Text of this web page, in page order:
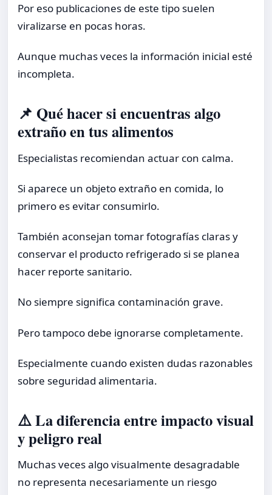
Por eso publicaciones de este tipo suelen
viralizarse en pocas horas.
Aunque muchas veces la información inicial esté
incompleta.
📌 Qué hacer si encuentras algo
extraño en tus alimentos
Especialistas recomiendan actuar con calma.
Si aparece un objeto extraño en comida, lo
primero es evitar consumirlo.
También aconsejan tomar fotografías claras y
conservar el producto refrigerado si se planea
hacer reporte sanitario.
No siempre significa contaminación grave.
Pero tampoco debe ignorarse completamente.
Especialmente cuando existen dudas razonables
sobre seguridad alimentaria.
⚠️ La diferencia entre impacto visual
y peligro real
Muchas veces algo visualmente desagradable
no representa necesariamente un riesgo